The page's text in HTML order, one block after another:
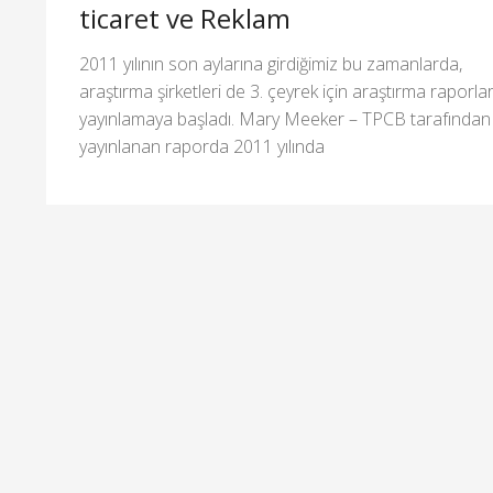
ticaret ve Reklam
2011 yılının son aylarına girdiğimiz bu zamanlarda,
araştırma şirketleri de 3. çeyrek için araştırma
yayınlamaya başladı. Mary Meeker – TPCB tarafından
yayınlanan raporda 2011 yılında